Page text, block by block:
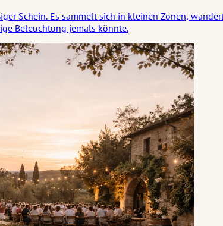
Schein. Es sammelt sich in kleinen Zonen,
Beleuchtung jemals könnte.